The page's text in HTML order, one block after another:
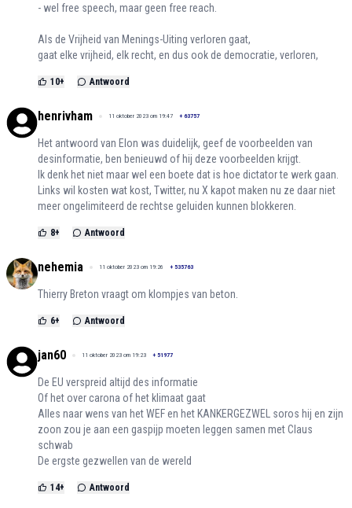
- wel free speech, maar geen free reach.
Als de Vrijheid van Menings-Uiting verloren gaat,
gaat elke vrijheid, elk recht, en dus ook de democratie, verloren,
10+ Antwoord
henrivham 11 oktober 2023 om 19:47 + 63757
Het antwoord van Elon was duidelijk, geef de voorbeelden van
desinformatie, ben benieuwd of hij deze voorbeelden krijgt.
Ik denk het niet maar wel een boete dat is hoe dictator te werk gaan.
Links wil kosten wat kost, Twitter, nu X kapot maken nu ze daar niet
meer ongelimiteerd de rechtse geluiden kunnen blokkeren.
8+ Antwoord
nehemia 11 oktober 2023 om 19:26 + 535763
Thierry Breton vraagt om klompjes van beton.
6+ Antwoord
jan60 11 oktober 2023 om 19:23 + 51977
De EU verspreid altijd des informatie
Of het over carona of het klimaat gaat
Alles naar wens van het WEF en het KANKERGEZWEL soros hij en zijn
zoon zou je aan een gaspijp moeten leggen samen met Claus
schwab
De ergste gezwellen van de wereld
14+ Antwoord